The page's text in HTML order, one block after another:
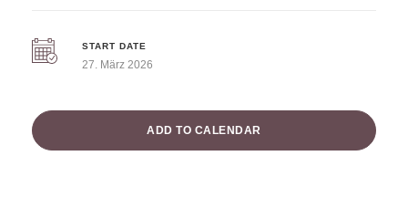
START DATE
27. März 2026
ADD TO CALENDAR